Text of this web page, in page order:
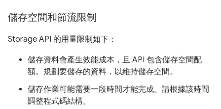
儲存空間和節流限制
Storage API 的用量限制如下：
儲存資料會產生效能成本，且 API 包含儲存空間配
額。規劃要儲存的資料，以維持儲存空間。
儲存作業可能需要一段時間才能完成。請根據該時間
調整程式碼結構。